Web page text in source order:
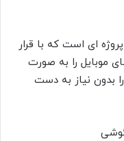
ای است که با قرار
موبایل را به صورت
بدون نیاز به دست